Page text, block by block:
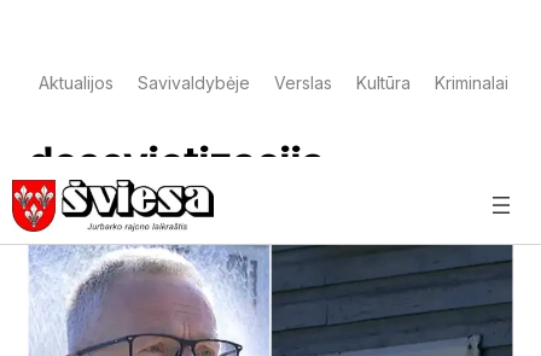
Aktualijos Savivaldybėje Verslas Kultūra Kriminalai
desovietizacija